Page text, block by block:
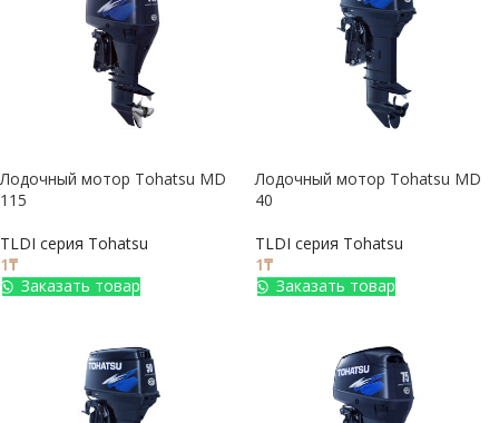
Лодочный мотор Tohatsu MD
115
TLDI серия Tohatsu
1₸
Заказать товар
Лодочный мотор Tohatsu MD
40
TLDI серия Tohatsu
1₸
Заказать товар